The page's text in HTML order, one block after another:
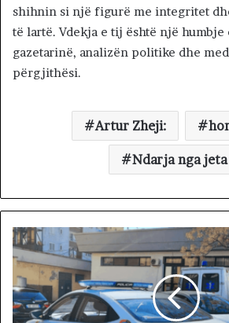
shihnin si një figurë me integritet
të lartë. Vdekja e tij është një humbje
gazetarinë, analizën politike dhe
përgjithësi.
Artur Zheji:
Ndarja nga jeta